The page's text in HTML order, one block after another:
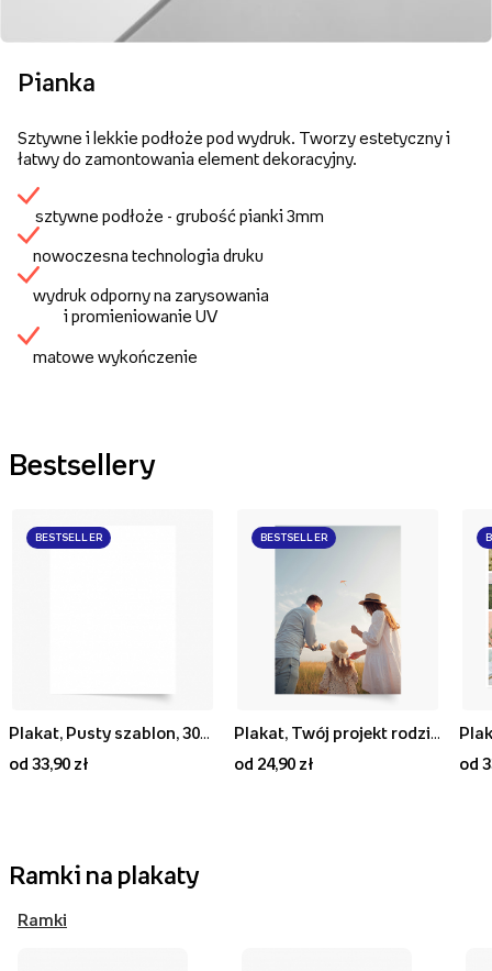
Pianka
Sztywne i lekkie podłoże pod wydruk. Tworzy estetyczny i
łatwy do zamontowania element dekoracyjny.
sztywne podłoże - grubość pianki 3mm
nowoczesna technologia druku
wydruk odporny na zarysowania
i promieniowanie UV
matowe wykończenie
Bestsellery
BESTSELLER
od 33,90 zł
BESTSELLER
od 24,90 zł
od
Ramki na plakaty
Ramki